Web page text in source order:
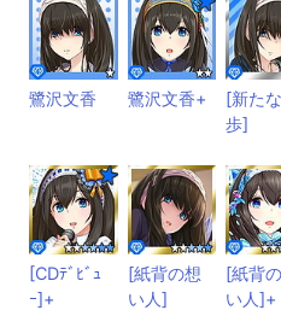
鷺沢文香 鷺沢文香+
[新た
歩]
[CDﾃﾞﾋﾞｭ
ｰ]+
[紙背の想
い人]
[紙背
い人]+